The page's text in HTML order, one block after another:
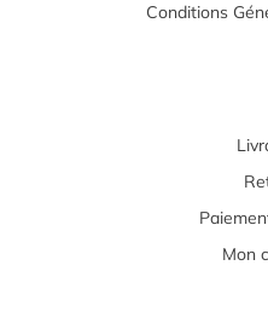
Conditions
Mon